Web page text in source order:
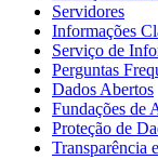
Servidores
Informações
Serviço de
Perguntas
Dados Abertos
Fundações de
Proteção de
Transparência